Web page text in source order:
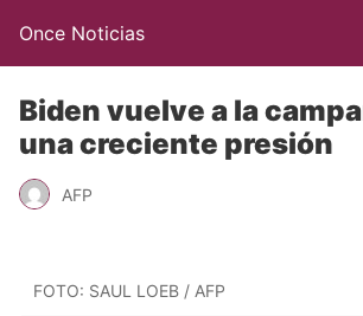
Once Noticias
Biden vuelve a la
una creciente presión
AFP
FOTO: SAUL LOEB / AFP